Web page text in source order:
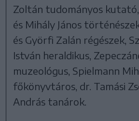
Zoltán tudományos kutató,
és Mihály János
és Györfi Zalán régészek,
István heraldikus,
muzeológus, Spielmann
főkönyvtáros, dr. Tamási
András tanárok.